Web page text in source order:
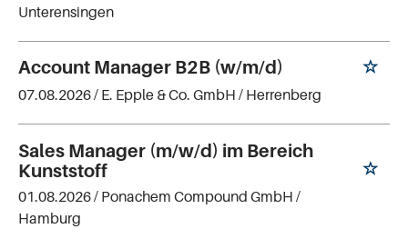
Unterensingen
Account Manager B2B (w/m/d)
07.08.2026 / E. Epple & Co. GmbH / Herrenberg
Sales Manager (m/w/d) im Bereich
Kunststoff
01.08.2026 / Ponachem Compound GmbH /
Hamburg